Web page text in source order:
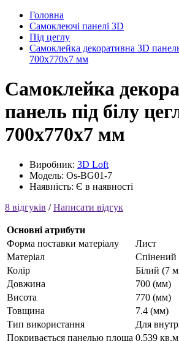
Головна
Самоклеючі панелі 3D
Під цеглу
Самоклейка декоративна 3D
700x770x7 мм
Самоклейка
панель під білу
700x770x7 мм
Виробник: 3D Loft
Модель: Os-BG01-7
Наявність: Є в наявності
8 відгуків /Написати відгук
Основні атрибути
Форма поставки матеріалу
Лист
Матеріал
Cпінений
Колір
Білий (7
Довжина
700 (мм)
Висота
770 (мм)
Товщина
7.4 (мм)
Тип використання
Для
Покривається панелью площа 0,539 кв.м